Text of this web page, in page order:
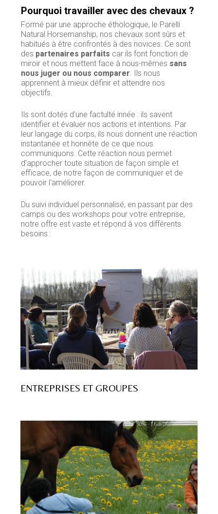
Pourquoi travailler avec des chevaux ?
Formé par une approche éthologique, le Parelli
Natural Horsemanship, nos chevaux sont sûrs et
habitués à être confrontés à des novices. Ce sont
des partenaires parfaits car ils font fonction de
miroir et nous mettent face à nous-mêmes sans
nous juger ou nous comparer . Ils nous
apprennent à mieux définir et attendre nos
objectifs.
Ils sont dotés d'une factulté innée : ils savent
identifier et évaluer nos actions et intentions. Par
leur langage du corps, ils nous donnent une réaction
instantanée et honnête de ce que nous
communiquons. Cette réaction nous permet
d'approcher toute situation de façon simple et
efficace, de notre façon de communiquer et de
pouvoir l'améliorer.
Du suivi individuel personnalisé, en passant par des
camps ou des workshops pour votre entreprise,
notre offre est vaste et répond à vos différents
besoins :
ENTREPRISES ET GROUPES